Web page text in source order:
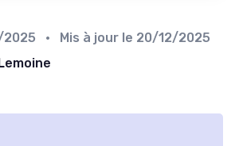
• Mis à jour le 20/12/2025